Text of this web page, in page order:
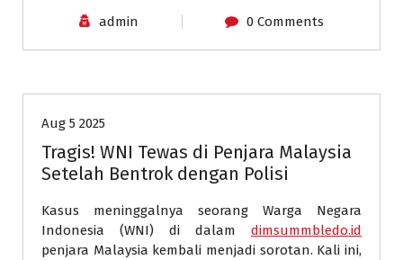
admin 0 Comments
Aug 5 2025
Tragis! WNI Tewas di Penjara Malaysia
Setelah Bentrok dengan Polisi
Kasus meninggalnya seorang Warga Negara
Indonesia (WNI) di dalam dimsummbledo.id
penjara Malaysia kembali menjadi sorotan. Kali ini,